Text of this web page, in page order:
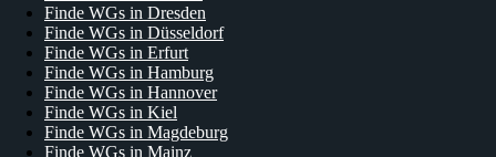
Finde WGs in Dresden
Finde WGs in Düsseldorf
Finde WGs in Erfurt
Finde WGs in Hamburg
Finde WGs in Hannover
Finde WGs in Kiel
Finde WGs in Magdeburg
Finde WGs in Mainz